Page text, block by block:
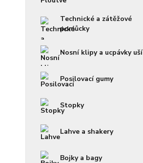
Technické a zátěžové
pomůcky
Nosní klipy a ucpávky uší
Posilovací gumy
Stopky
Lahve a shakery
Bojky a bagy